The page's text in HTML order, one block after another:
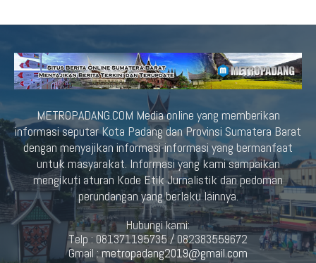
METROPADANG.COM Media online yang memberikan
informasi seputar Kota Padang dan Provinsi Sumatera Barat
dengan menyajikan informasi-informasi yang bermanfaat
untuk masyarakat. Informasi yang kami sampaikan
mengikuti aturan Kode Etik Jurnalistik dan pedoman
perundangan yang berlaku lainnya.
Hubungi kami:
Telp : 081371195735 / 082383559672
Gmail :metropadang2019@gmail.com